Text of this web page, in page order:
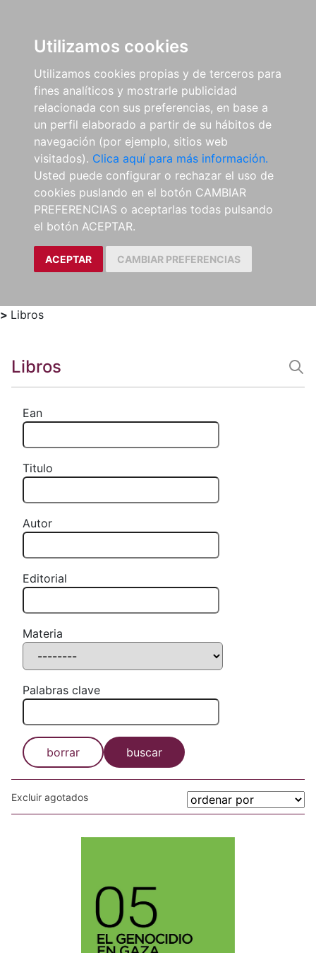
Utilizamos cookies
Utilizamos cookies propias y de terceros para
fines analíticos y mostrarle publicidad
relacionada con sus preferencias, en base a
un perfil elaborado a partir de su hábitos de
navegación (por ejemplo, sitios web
visitados). Clica aquí para más información.
Usted puede configurar o rechazar el uso de
cookies puslando en el botón CAMBIAR
PREFERENCIAS o aceptarlas todas pulsando
el botón ACEPTAR.
ACEPTAR CAMBIAR PREFERENCIAS
> Libros
Libros
Ean
Titulo
Autor
Editorial
Materia
Palabras clave
borrar buscar
Excluir agotados